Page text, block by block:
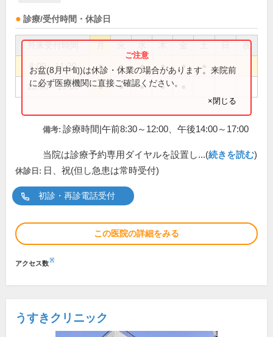
診療/受付時間・休診日
祝
8:00～11:30 ● ● ● ● ●
13:00～17:00 ● ● ● ●
お盆(8月中旬)は休診・休業の場合があります。来院前
に必ず医療機関に直接ご確認ください。
×閉じる
備考: 診療時間|午前8:30～12:00、午後14:00～17:00
当院は診療予約専用ダイヤルを設置し...(続きを読む)
休診日: 日、祝(但し急患は常時受付)
初診・再診電話受付
この医院の詳細をみる
アクセス数※
うすきクリニック